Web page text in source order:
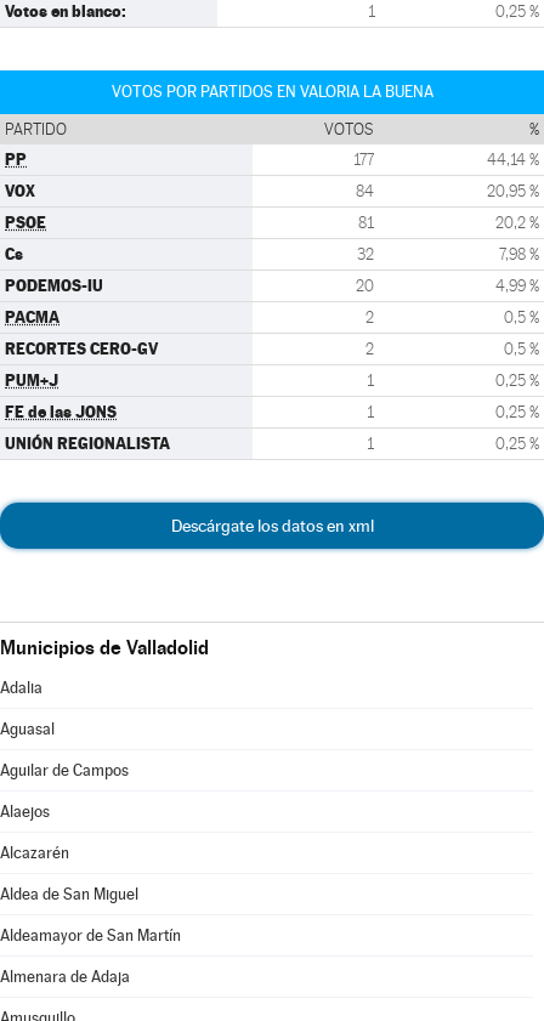
Votos en blanco: 1 0,25 %
VOTOS POR PARTIDOS EN VALORIA LA BUENA
PARTIDO VOTOS %
PP 177 44,14 %
VOX 84 20,95 %
PSOE 81 20,2 %
Cs 32 7,98 %
PODEMOS-IU 20 4,99 %
PACMA 2 0,5 %
RECORTES CERO-GV 2 0,5 %
PUM+J 1 0,25 %
FE de las JONS 1 0,25 %
UNIÓN REGIONALISTA 1 0,25 %
Descárgate los datos en xml
Municipios de Valladolid
Adalia
Aguasal
Aguilar de Campos
Alaejos
Alcazarén
Aldea de San Miguel
Aldeamayor de San Martín
Almenara de Adaja